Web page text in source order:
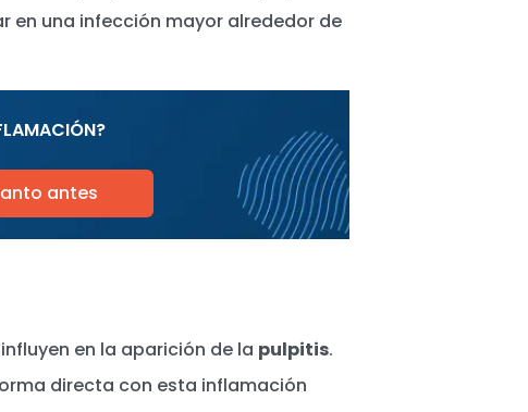
en una infección mayor alrededor de
antes
en la aparición de la pulpitis.
directa con esta inflamación